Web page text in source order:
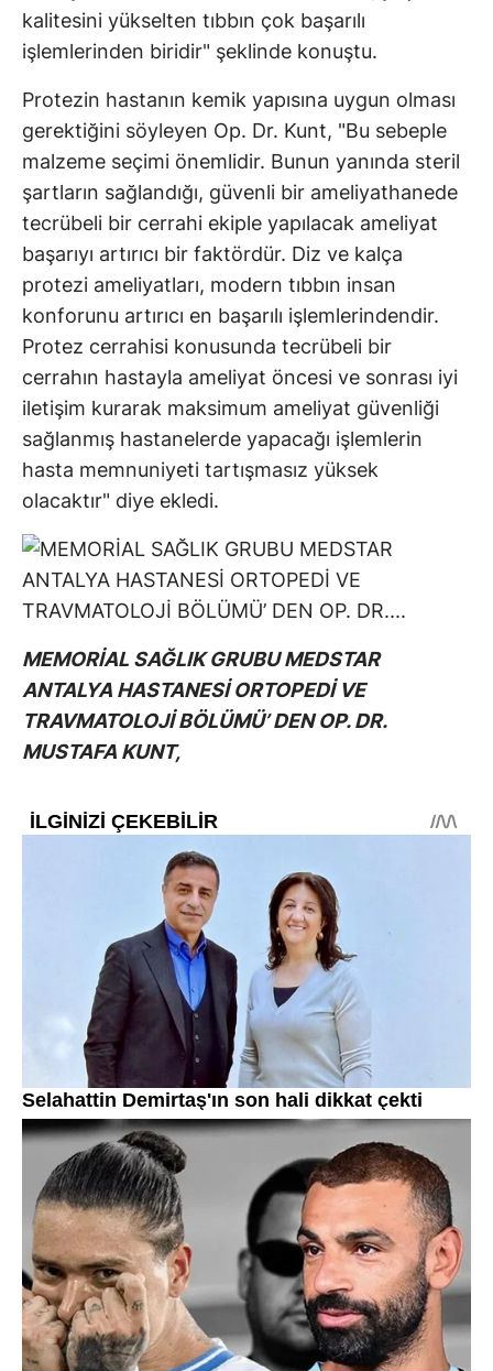
kalitesini yükselten tıbbın çok başarılı
işlemlerinden biridir" şeklinde konuştu.
Protezin hastanın kemik yapısına uygun olması
gerektiğini söyleyen Op. Dr. Kunt, "Bu sebeple
malzeme seçimi önemlidir. Bunun yanında steril
şartların sağlandığı, güvenli bir ameliyathanede
tecrübeli bir cerrahi ekiple yapılacak ameliyat
başarıyı artırıcı bir faktördür. Diz ve kalça
protezi ameliyatları, modern tıbbın insan
konforunu artırıcı en başarılı işlemlerindendir.
Protez cerrahisi konusunda tecrübeli bir
cerrahın hastayla ameliyat öncesi ve sonrası iyi
iletişim kurarak maksimum ameliyat güvenliği
sağlanmış hastanelerde yapacağı işlemlerin
hasta memnuniyeti tartışmasız yüksek
olacaktır" diye ekledi.
MEMORİAL SAĞLIK GRUBU MEDSTAR
ANTALYA HASTANESİ ORTOPEDİ VE
TRAVMATOLOJİ BÖLÜMÜ’ DEN OP. DR.
MUSTAFA KUNT,